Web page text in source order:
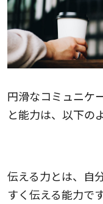
円滑なコミュニケ
と能力は、以下の
伝える力とは、自
すく伝える能力で